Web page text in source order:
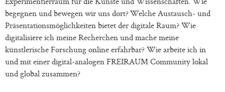
begegnen und bewegen wir uns dort? Welche Austausch- und
Präsentationsmöglichkeiten bietet der digitale Raum? Wie
digitalisiere ich meine Recherchen und mache meine
künstlerische Forschung online erfahrbar? Wie arbeite ich in
und mit einer digital-analogen FREIRAUM Community lokal
und global zusammen?